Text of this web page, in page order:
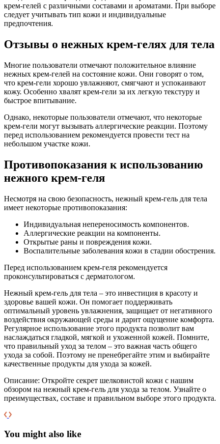
крем-гелей с различными составами и ароматами. При выборе
следует учитывать тип кожи и индивидуальные
предпочтения.
Отзывы о нежных крем-гелях для тела
Многие пользователи отмечают положительное влияние
нежных крем-гелей на состояние кожи. Они говорят о том,
что крем-гели хорошо увлажняют, смягчают и успокаивают
кожу. Особенно хвалят крем-гели за их легкую текстуру и
быстрое впитывание.
Однако, некоторые пользователи отмечают, что некоторые
крем-гели могут вызывать аллергические реакции. Поэтому
перед использованием рекомендуется провести тест на
небольшом участке кожи.
Противопоказания к использованию
нежного крем-геля
Несмотря на свою безопасность, нежный крем-гель для тела
имеет некоторые противопоказания:
Индивидуальная непереносимость компонентов.
Аллергические реакции на компоненты.
Открытые раны и повреждения кожи.
Воспалительные заболевания кожи в стадии обострения.
Перед использованием крем-геля рекомендуется
проконсультироваться с дерматологом.
Нежный крем-гель для тела – это инвестиция в красоту и
здоровье вашей кожи. Он помогает поддерживать
оптимальный уровень увлажнения, защищает от негативного
воздействия окружающей среды и дарит ощущение комфорта.
Регулярное использование этого продукта позволит вам
наслаждаться гладкой, мягкой и ухоженной кожей. Помните,
что правильный уход за телом – это важная часть общего
ухода за собой. Поэтому не пренебрегайте этим и выбирайте
качественные продукты для ухода за кожей.
Описание: Откройте секрет шелковистой кожи с нашим
обзором на нежный крем-гель для ухода за телом. Узнайте о
преимуществах, составе и правильном выборе этого продукта.
You might also like